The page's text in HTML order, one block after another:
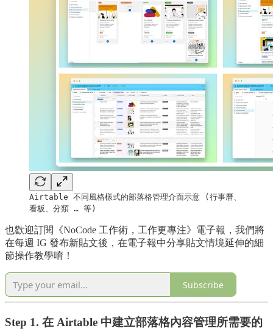
Airtable 不同風格樣式的部落格管理介面示意 (行事曆、
看板、分類 … 等)
也歡迎訂閱《NoCode 工作術，工作更專注》電子報，我們將
在每週 IG 發布新貼文後，在電子報中分享貼文情境延伸的細
節操作教學唷！
Subscribe
Step 1. 在 Airtable 中建立部落格內容管理所需要的